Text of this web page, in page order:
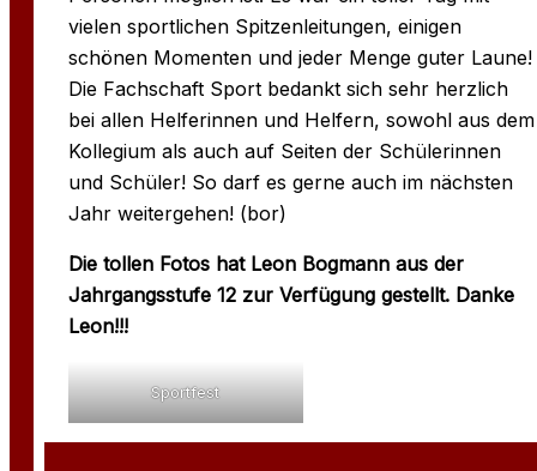
vielen sportlichen Spitzenleitungen, einigen
schönen Momenten und jeder Menge guter Laune!
Die Fachschaft Sport bedankt sich sehr herzlich
bei allen Helferinnen und Helfern, sowohl aus dem
Kollegium als auch auf Seiten der Schülerinnen
und Schüler! So darf es gerne auch im nächsten
Jahr weitergehen! (bor)
Die tollen Fotos hat Leon Bogmann aus der
Jahrgangsstufe 12 zur Verfügung gestellt. Danke
Leon!!!
Sportfest